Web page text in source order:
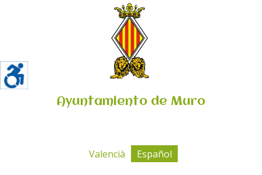
Ayuntamiento de Muro
Valencià Español